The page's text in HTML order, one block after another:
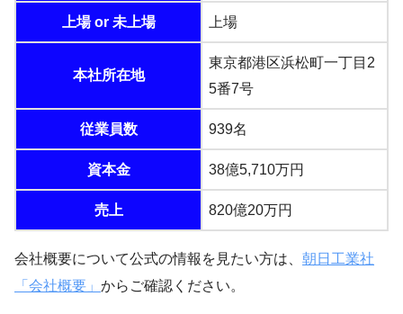
上場 or 未上場 上場
本社所在地
東京都港区浜松町一丁目2
5番7号
従業員数 939名
資本金 38億5,710万円
売上 820億20万円
会社概要について公式の情報を見たい方は、 朝日工業社
「会社概要」 からご確認ください。